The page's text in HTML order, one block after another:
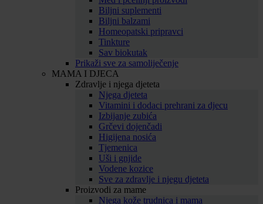
Biljni suplementi
Biljni balzami
Homeopatski pripravci
Tinkture
Sav biokutak
Prikaži sve za samoliječenje
MAMA I DJECA
Zdravlje i njega djeteta
Njega djeteta
Vitamini i dodaci prehrani za djecu
Izbijanje zubića
Grčevi dojenčadi
Higijena nosića
Tjemenica
Uši i gnjide
Vodene kozice
Sve za zdravlje i njegu djeteta
Proizvodi za mame
Njega kože trudnica i mama